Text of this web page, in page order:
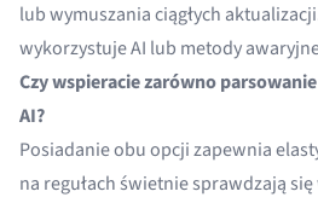
lub wymuszania ciągłych
wykorzystuje AI lub metody
Czy wspieracie zarówno
AI?
Posiadanie obu opcji zapewnia
na regułach świetnie sprawdzają